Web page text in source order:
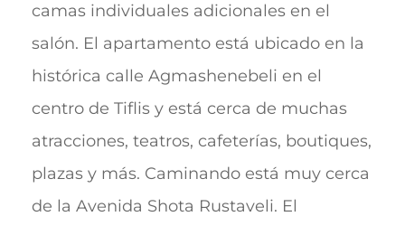
camas individuales adicionales en el
salón. El apartamento está ubicado en la
histórica calle Agmashenebeli en el
centro de Tiflis y está cerca de muchas
atracciones, teatros, cafeterías, boutiques,
plazas y más. Caminando está muy cerca
de la Avenida Shota Rustaveli. El